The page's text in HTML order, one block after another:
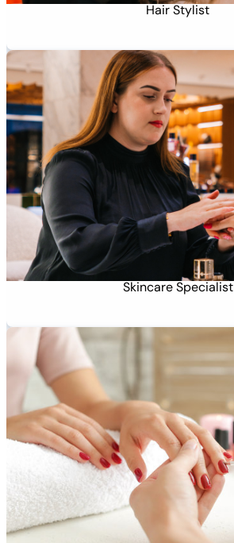
Hair Stylist
Skincare Specialist